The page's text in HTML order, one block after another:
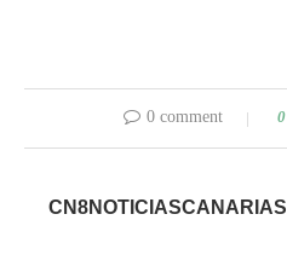
0 comment 0
CN8NOTICIASCANARIAS